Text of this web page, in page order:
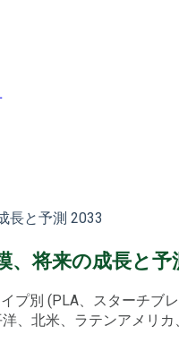
長と予測 2033
、将来の成長と予
プ別 (PLA、スターチブ
、北米、ラテンアメリ